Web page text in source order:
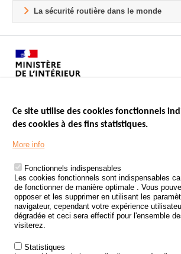
La sécurité routière dans le monde
Menu
Footer
LES SITES PUBLICS
ÉTAT DE L’INSÉCURITÉ ROUTIÈRE
TRAITEMENT DES DONNÉES PERSONNELLES
LA ROUTE
ETUDES ET RECHERCHES
APPEL À PROJETS
POLITIQUE DE SÉCURITÉ ROUTIÈRE
Ce site utilise des cookies fonctionnels
des cookies à des fins statistiques.
More info
Fonctionnels indispensables
Les cookies fonctionnels sont indispensables
de fonctionner de manière optimale . Vous
opposer et les supprimer en utilisant les
navigateur, cependant votre expérience
dégradée et ceci sera effectif pour l'ensemble
visiterez.
Statistiques